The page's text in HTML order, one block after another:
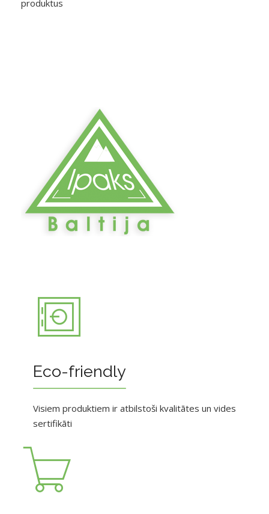
produktus
Eco-friendly
Visiem produktiem ir atbilstoši kvalitātes un vides
sertifikāti